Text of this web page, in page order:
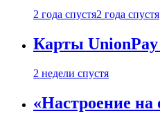
2 года спустя2 года спустя
Карты UnionPay
2 недели спустя
«Настроение на